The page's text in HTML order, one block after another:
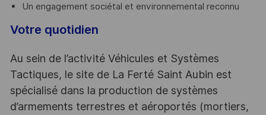
Un engagement sociétal et environnemental reconnu
Votre quotidien
Au sein de l’activité Véhicules et Systèmes
Tactiques, le site de La Ferté Saint Aubin est
spécialisé dans la production de systèmes
d’armements terrestres et aéroportés (mortiers,